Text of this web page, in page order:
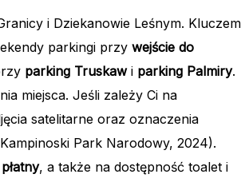
i Dziekanowie Leśnym. Kluczem
parkingi przy wejście do
parking Truskawi parking Palmiry.
miejsca. Jeśli zależy Ci na
satelitarne oraz oznaczenia
Park Narodowy, 2024).
, a także na dostępność toalet i